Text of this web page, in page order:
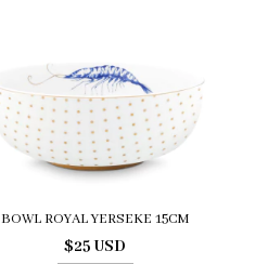
BOWL ROYAL YERSEKE 15CM
$25 USD